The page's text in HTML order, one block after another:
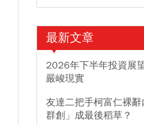
最新文章
2026年下半年投資展
嚴峻現實
友達二把手柯富仁裸
群創」成最後稻草？